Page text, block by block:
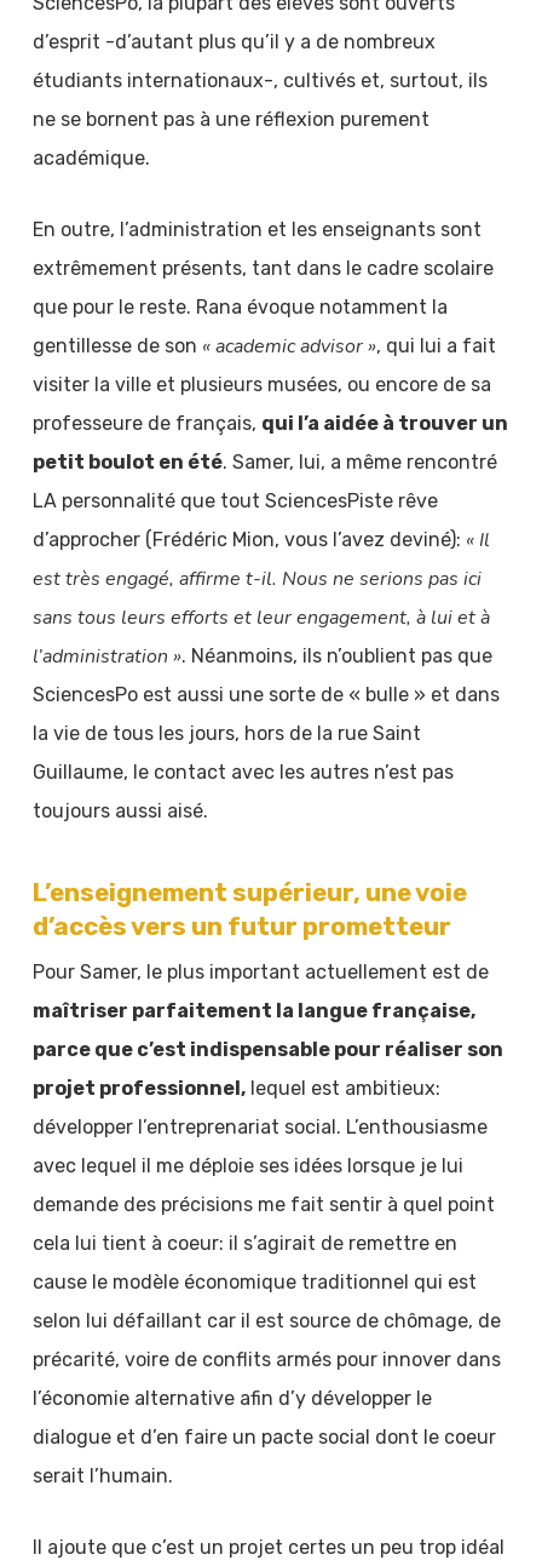
d’esprit -d’autant plus qu’il y a de nombreux
étudiants internationaux-, cultivés et, surtout, ils
ne se bornent pas à une réflexion purement
académique.
En outre, l’administration et les enseignants sont
extrêmement présents, tant dans le cadre scolaire
que pour le reste. Rana évoque notamment la
gentillesse de son « academic advisor », qui lui a fait
visiter la ville et plusieurs musées, ou encore de sa
professeure de français, qui l’a aidée à trouver un
petit boulot en été. Samer, lui, a même rencontré
LA personnalité que tout SciencesPiste rêve
d’approcher (Frédéric Mion, vous l’avez deviné): « Il
est très engagé, affirme t-il. Nous ne serions pas ici
sans tous leurs efforts et leur engagement, à lui et à
l’administration ». Néanmoins, ils n’oublient pas que
SciencesPo est aussi une sorte de « bulle » et dans
la vie de tous les jours, hors de la rue Saint
Guillaume, le contact avec les autres n’est pas
toujours aussi aisé.
L’enseignement supérieur, une voie
d’accès vers un futur prometteur
Pour Samer, le plus important actuellement est de
maîtriser parfaitement la langue française,
parce que c’est indispensable pour réaliser son
projet professionnel,lequel est ambitieux:
développer l’entreprenariat social. L’enthousiasme
avec lequel il me déploie ses idées lorsque je lui
demande des précisions me fait sentir à quel point
cela lui tient à coeur: il s’agirait de remettre en
cause le modèle économique traditionnel qui est
selon lui défaillant car il est source de chômage, de
précarité, voire de conflits armés pour innover dans
l’économie alternative afin d’y développer le
dialogue et d’en faire un pacte social dont le coeur
serait l’humain.
Il ajoute que c’est un projet certes un peu trop idéal